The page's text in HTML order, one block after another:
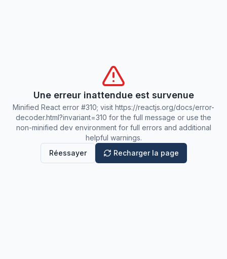
Une erreur inattendue est survenue
Minified React error #310; visit https://reactjs.org/docs/error-
decoder.html?invariant=310 for the full message or use the
non-minified dev environment for full errors and additional
helpful warnings.
Réessayer
Recharger la page